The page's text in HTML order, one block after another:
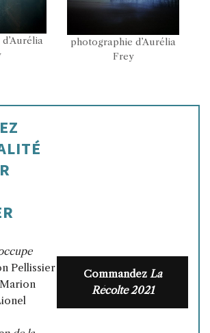
photographie d’Aurélia
Frey
Pellissier
Commandez La
Récolte 2021